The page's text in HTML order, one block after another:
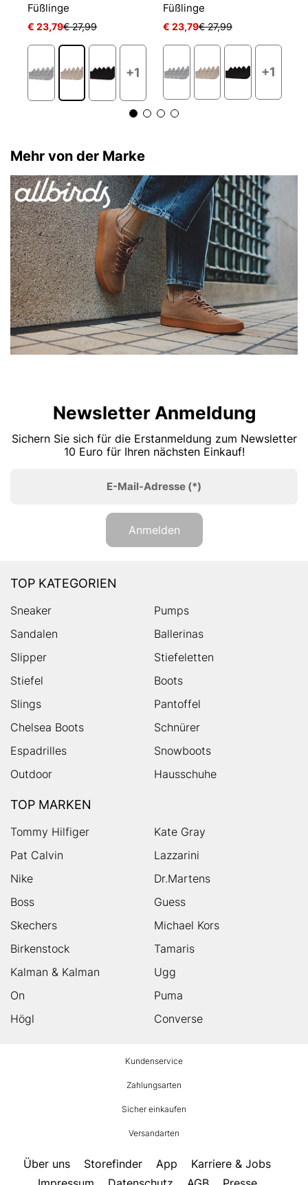
Füßlinge
€ 23,79€ 27,99
+1
Füßlinge
€ 23,79€ 27,99
+1
Mehr von der Marke
Newsletter Anmeldung
Sichern Sie sich für die Erstanmeldung zum Newsletter
10 Euro für Ihren nächsten Einkauf!
E-Mail-Adresse (*)
Anmelden
TOP KATEGORIEN
Sneaker
Pumps
Sandalen
Ballerinas
Slipper
Stiefeletten
Stiefel
Boots
Slings
Pantoffel
Chelsea Boots
Schnürer
Espadrilles
Snowboots
Outdoor
Hausschuhe
TOP MARKEN
Tommy Hilfiger
Kate Gray
Pat Calvin
Lazzarini
Nike
Dr.Martens
Boss
Guess
Skechers
Michael Kors
Birkenstock
Tamaris
Kalman & Kalman
Ugg
On
Puma
Högl
Converse
Kundenservice
Zahlungsarten
Sicher einkaufen
Versandarten
Über uns Storefinder App
Karriere & Jobs